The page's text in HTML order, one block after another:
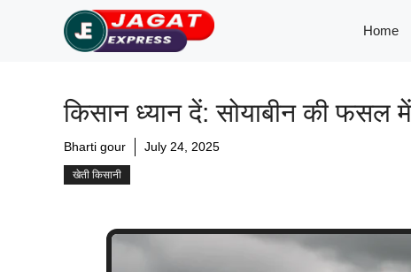
Home
किसान ध्यान दें: सोयाबीन की
Bharti gour July 24, 2025
खेती किसानी